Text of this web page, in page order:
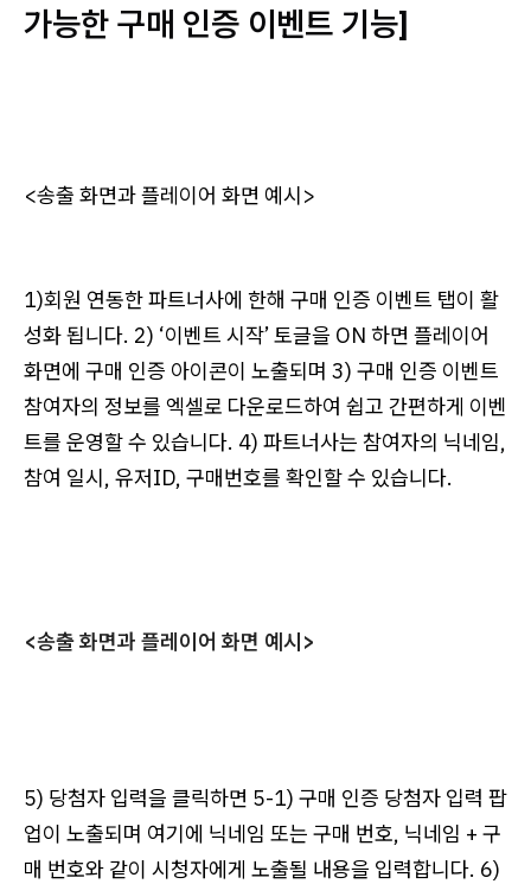
가능한 구매 인증 이벤트 기능]
<송출 화면과 플레이어 화면 예시>
1)회원 연동한 파트너사에 한해 구매 인증 이벤트 탭이 활
성화 됩니다. 2) ‘이벤트 시작’ 토글을 ON 하면 플레이어
화면에 구매 인증 아이콘이 노출되며 3) 구매 인증 이벤트
참여자의 정보를 엑셀로 다운로드하여 쉽고 간편하게 이벤
트를 운영할 수 있습니다. 4) 파트너사는 참여자의 닉네임,
참여 일시, 유저ID, 구매번호를 확인할 수 있습니다.
<송출 화면과 플레이어 화면 예시>
5) 당첨자 입력을 클릭하면 5-1) 구매 인증 당첨자 입력 팝
업이 노출되며 여기에 닉네임 또는 구매 번호, 닉네임 + 구
매 번호와 같이 시청자에게 노출될 내용을 입력합니다. 6)